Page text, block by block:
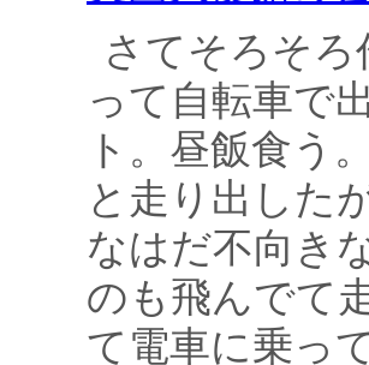
さてそろそ
って自転車で
ト。昼飯食う
と走り出した
なはだ不向き
のも飛んでて
て電車に乗っ